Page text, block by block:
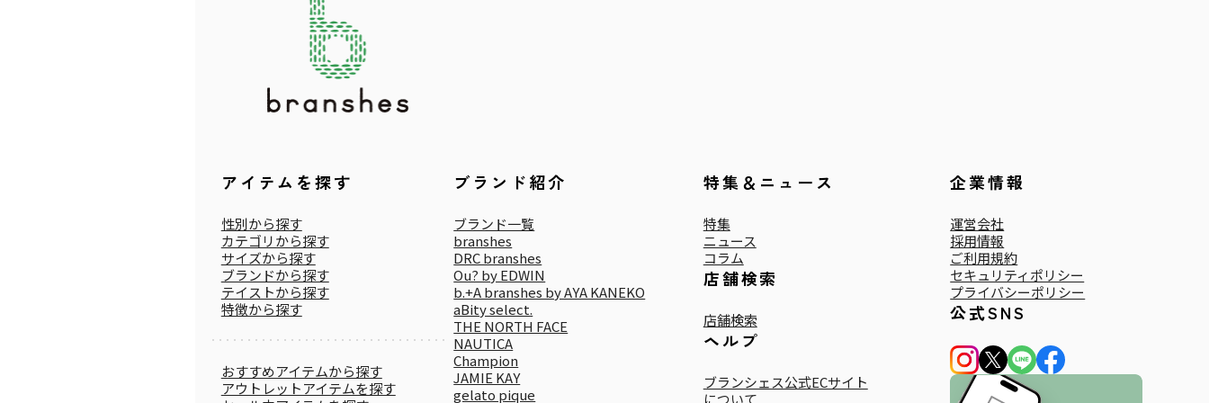
アイテムを探す
性別から探す
カテゴリから探す
サイズから探す
ブランドから探す
テイストから探す
特徴から探す
おすすめアイテムから探す
アウトレットアイテムを探す
ブランド紹介
ブランド一覧
branshes
DRC branshes
Ou? by EDWIN
b.+A branshes by AYA KANEKO
aBity select.
THE NORTH FACE
NAUTICA
Champion
JAMIE KAY
gelato pique
特集＆ニュース
特集
ニュース
コラム
店舗検索
店舗検索
ヘルプ
ブランシェス公式ECサイト
について
企業情報
運営会社
採用情報
ご利用規約
セキュリティポリシー
プライバシーポリシー
公式SNS